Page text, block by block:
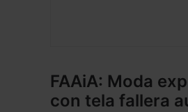
FAAiA: Moda
con tela fallera